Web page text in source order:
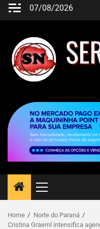
07/08/2026
Home
Norte do Paraná
Cristina Graeml intensifica